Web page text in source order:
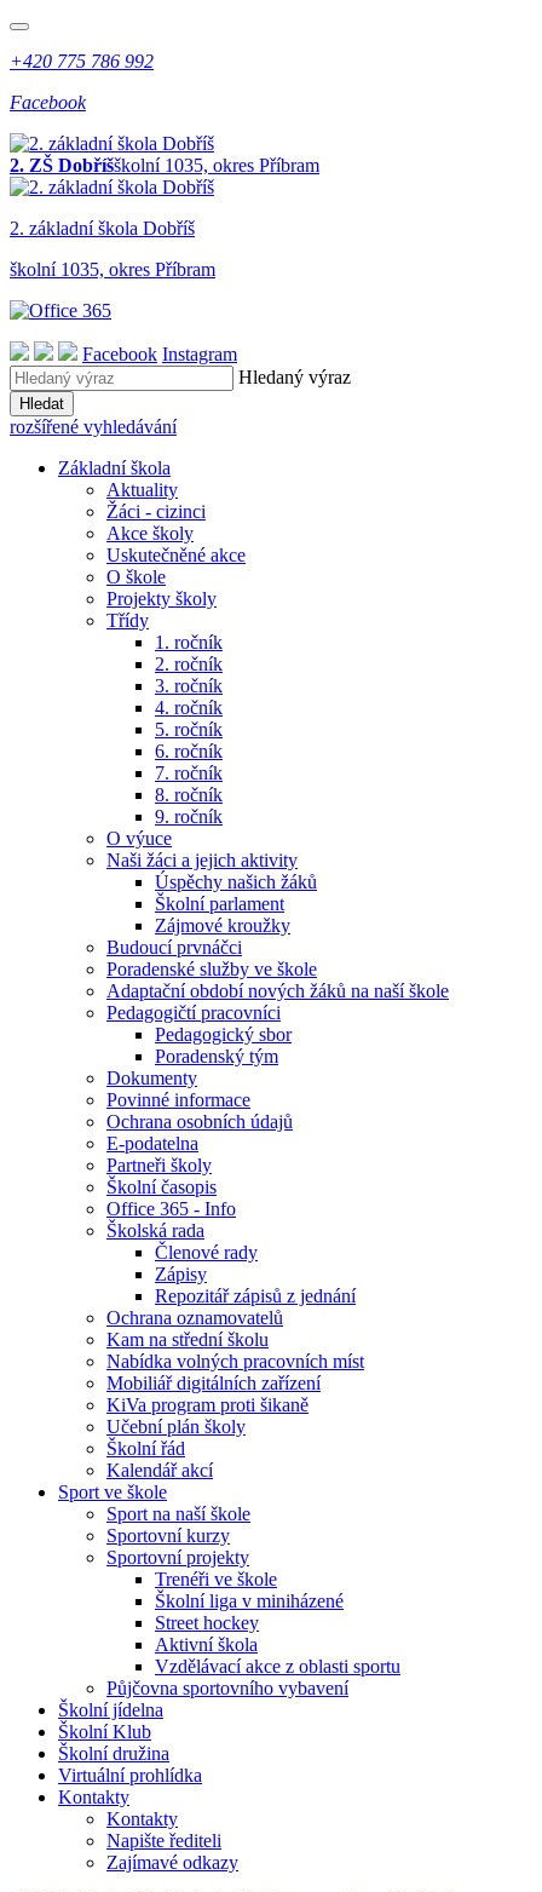
+420 775 786 992
Facebook
2. ZŠ Dobříšškolní 1035, okres Příbram
2. základníškola Dobříš
školní 1035, okres Příbram
Facebook Instagram
Hledaný výraz
Hledat
rozšířené vyhledávání
Základní škola
Aktuality
Žáci - cizinci
Akce školy
Uskutečněné akce
O škole
Projekty školy
Třídy
1. ročník
2. ročník
3. ročník
4. ročník
5. ročník
6. ročník
7. ročník
8. ročník
9. ročník
O výuce
Naši žáci a jejich aktivity
Úspěchy našich žáků
Školní parlament
Zájmové kroužky
Budoucí prvnáčci
Poradenské služby ve škole
Adaptační období nových žáků na naší škole
Pedagogičtí pracovníci
Pedagogický sbor
Poradenský tým
Dokumenty
Povinné informace
Ochrana osobních údajů
E-podatelna
Partneři školy
Školní časopis
Office 365 - Info
Školská rada
Členové rady
Zápisy
Repozitář zápisů z jednání
Ochrana oznamovatelů
Kam na střední školu
Nabídka volných pracovních míst
Mobiliář digitálních zařízení
KiVa program proti šikaně
Učební plán školy
Školní řád
Kalendář akcí
Sport ve škole
Sport na naší škole
Sportovní kurzy
Sportovní projekty
Trenéři ve škole
Školní liga v miniházené
Street hockey
Aktivní škola
Vzdělávací akce z oblasti sportu
Půjčovna sportovního vybavení
Školní jídelna
Školní Klub
Školní družina
Virtuální prohlídka
Kontakty
Kontakty
Napište řediteli
Zajímavé odkazy